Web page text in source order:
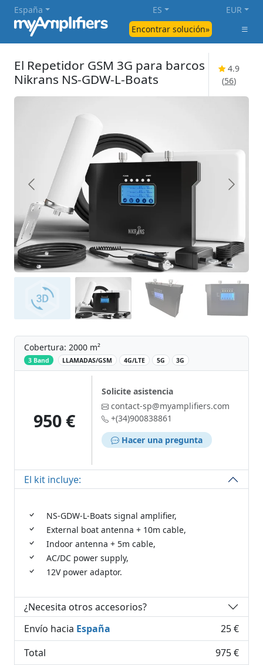
Encontrar solución»
España ES EUR
El Repetidor GSM 3G para barcos
Nikrans NS-GDW-L-Boats
4.9
(56)
Cobertura: 2000 m²
3 Band ‌ LLAMADAS/GSM 4G/LTE 5G 3G
950 €
Solicite asistencia
contact-sp@myamplifiers.com
+(34)900838861
Hacer una pregunta
El kit incluye:
NS-GDW-L-Boats signal amplifier,
External boat antenna + 10m cable,
Indoor antenna + 5m cable,
AC/DC power supply,
12V power adaptor.
¿Necesita otros accesorios?
Envío hacia España
25 €
Total
975 €